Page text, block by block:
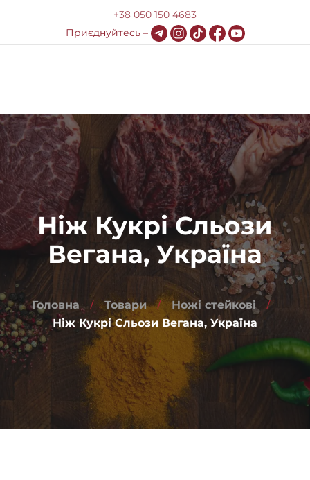
+38 050 150 4683
Приєднуйтесь –
Меню
Про компанію
Доставка та оплата
HoReCa
Блог
Контакти
Ніж Кукрі Сльози
Вегана, Україна
Головна Товари
Ножі стейкові
Ніж Кукрі Сльози Вегана, Україна